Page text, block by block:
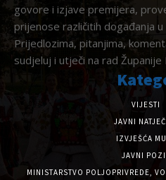
govore i izjave premijera,
prijenose različitih događanja
Prijedlozima, pitanjima,
sudjeluj i utječi na rad Županije
VIJESTI
JAVNI
IZVJEŠĆA
JAVNI
MINISTARSTVO POLJOPRIVREDE,